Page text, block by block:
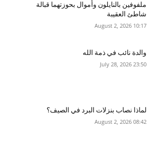
ملفوفين بالنايلون وأموال بحوزتهما قبالة
شاطئ العقيبة
10:17 2026 ,August 2
والدة نائب في ذمة الله
23:50 2026 ,July 28
لماذا نصاب بنزلات البرد في الصيف؟
08:42 2026 ,August 2